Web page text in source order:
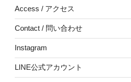
Access / アクセス
Contact / 問い合わせ
Instagram
LINE公式アカウント